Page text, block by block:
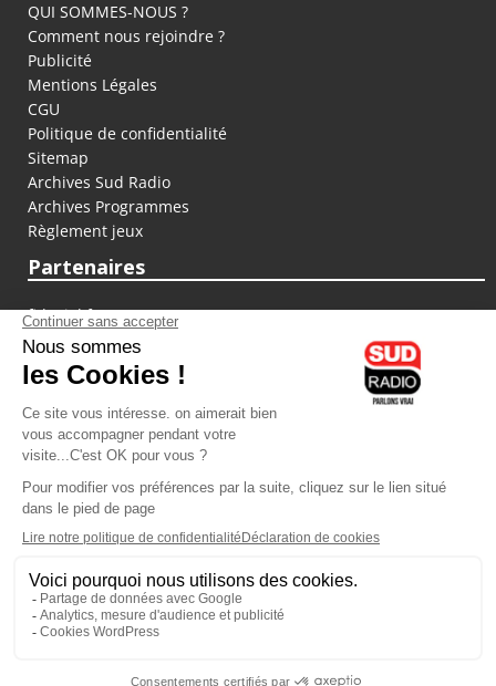
QUI SOMMES-NOUS ?
Comment nous rejoindre ?
Publicité
Mentions Légales
CGU
Politique de confidentialité
Sitemap
Archives Sud Radio
Archives Programmes
Règlement jeux
Partenaires
fiducial.fr
lyoncapitale.fr
olympique-et-lyonnais.com
L'application Iphone / Android
Téléchargez l'application
Les cookies
Gestion des cookies
Crédit photos : ©Sud Radio / Pierre Olivier